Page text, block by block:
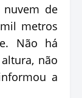
nuvem de
metros
Não há
não
a